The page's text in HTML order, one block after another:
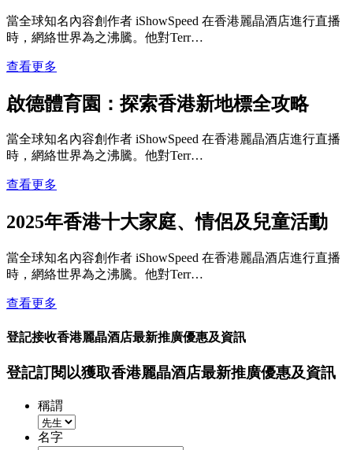
當全球知名內容創作者 iShowSpeed 在香港麗晶酒店進行直播
時，網絡世界為之沸騰。他對Terr…
查看更多
啟德體育園：探索香港新地標全攻略
當全球知名內容創作者 iShowSpeed 在香港麗晶酒店進行直播
時，網絡世界為之沸騰。他對Terr…
查看更多
2025年香港十大家庭、情侶及兒童活動
當全球知名內容創作者 iShowSpeed 在香港麗晶酒店進行直播
時，網絡世界為之沸騰。他對Terr…
查看更多
登記接收香港麗晶酒店最新推廣優惠及資訊
登記訂閱以獲取香港麗晶酒店最新推廣優惠及資訊
稱謂
名字